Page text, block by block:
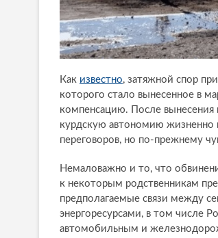
Как известно, затяжной спор
которого стало вынесенное в
компенсацию. После вынесения
курдскую автономию жизненно
переговоров, но по-прежнему
Немаловажно и то, что
к некоторым родственникам
предполагаемые связи между
энергоресурсами, в том числе
автомобильным и